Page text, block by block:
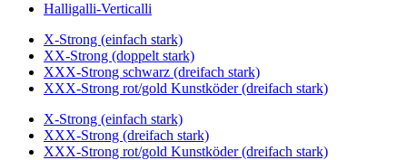
Halligalli-Verticalli
X-Strong (einfach stark)
XX-Strong (doppelt stark)
XXX-Strong schwarz (dreifach stark)
XXX-Strong rot/gold Kunstköder (dreifach stark)
X-Strong (einfach stark)
XXX-Strong (dreifach stark)
XXX-Strong rot/gold Kunstköder (dreifach stark)